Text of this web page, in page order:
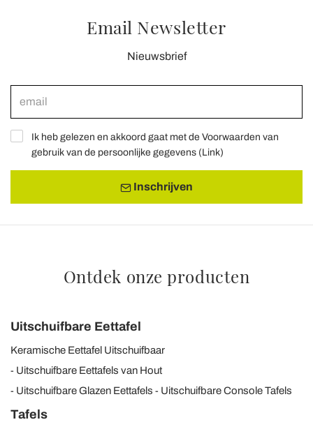
Email Newsletter
Nieuwsbrief
Ik heb gelezen en akkoord gaat met de Voorwaarden van
gebruik van de persoonlijke gegevens (Link)
Inschrijven
Ontdek onze producten
Uitschuifbare Eettafel
Keramische Eettafel Uitschuifbaar
Uitschuifbare Eettafels van Hout
Uitschuifbare Glazen Eettafels
Uitschuifbare Console Tafels
Tafels